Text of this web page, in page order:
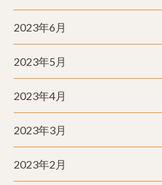
2023年6月
2023年5月
2023年4月
2023年3月
2023年2月